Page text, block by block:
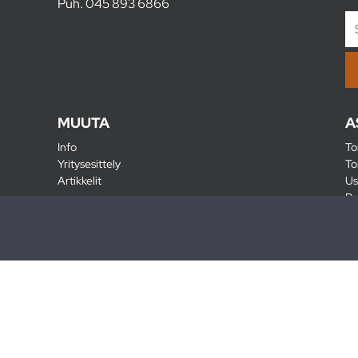
Puh.045 893 6866
MUUTA
Info
Yritysesittely
Artikkelit